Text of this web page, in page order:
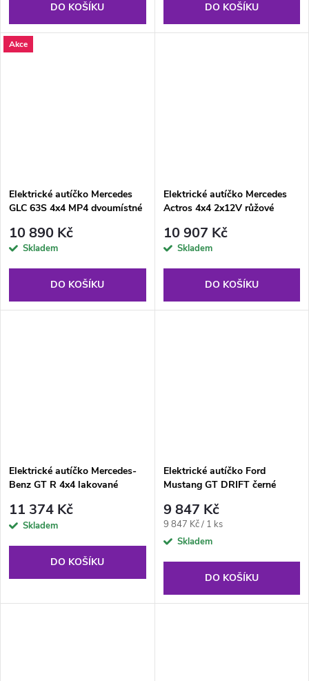
DO KOŠÍKU DO KOŠÍKU
Akce
Elektrické autíčko Mercedes
GLC 63S 4x4 MP4 dvoumístné
10 890 Kč
Skladem
DO KOŠÍKU
Elektrické autíčko Mercedes
Actros 4x4 2x12V růžové
10 907 Kč
Skladem
DO KOŠÍKU
Elektrické autíčko Mercedes-
Benz GT R 4x4 lakované
11 374 Kč
Skladem
DO KOŠÍKU
Elektrické autíčko Ford
Mustang GT DRIFT černé
9 847 Kč
Měrná
cena:
9 847 Kč / 1 ks
Skladem
DO KOŠÍKU